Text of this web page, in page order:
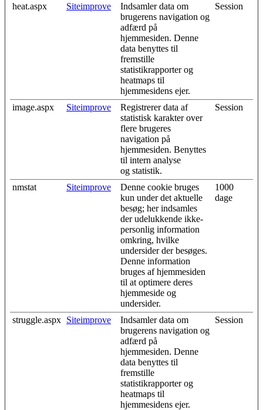
heat.aspx
Siteimprove
Indsamler data om
brugerens navigation og
adfærd på
hjemmesiden. Denne
data benyttes til
fremstille
statistikrapporter og
heatmaps til
hjemmesidens ejer.
Session
image.aspx Siteimprove
Registrerer data af
statistisk karakter over
flere brugeres
navigation på
hjemmesiden. Benyttes
til intern analyse
og statistik.
Session
nmstat Siteimprove
Denne cookie bruges
kun under det aktuelle
besøg; her indsamles
der udelukkende ikke-
personlig information
omkring, hvilke
undersider der besøges.
Denne information
bruges af hjemmesiden
til at optimere deres
hjemmeside og
undersider.
1000
dage
struggle.aspx Siteimprove
Indsamler data om
brugerens navigation og
adfærd på
hjemmesiden. Denne
data benyttes til
fremstille
statistikrapporter og
heatmaps til
hjemmesidens ejer.
Session